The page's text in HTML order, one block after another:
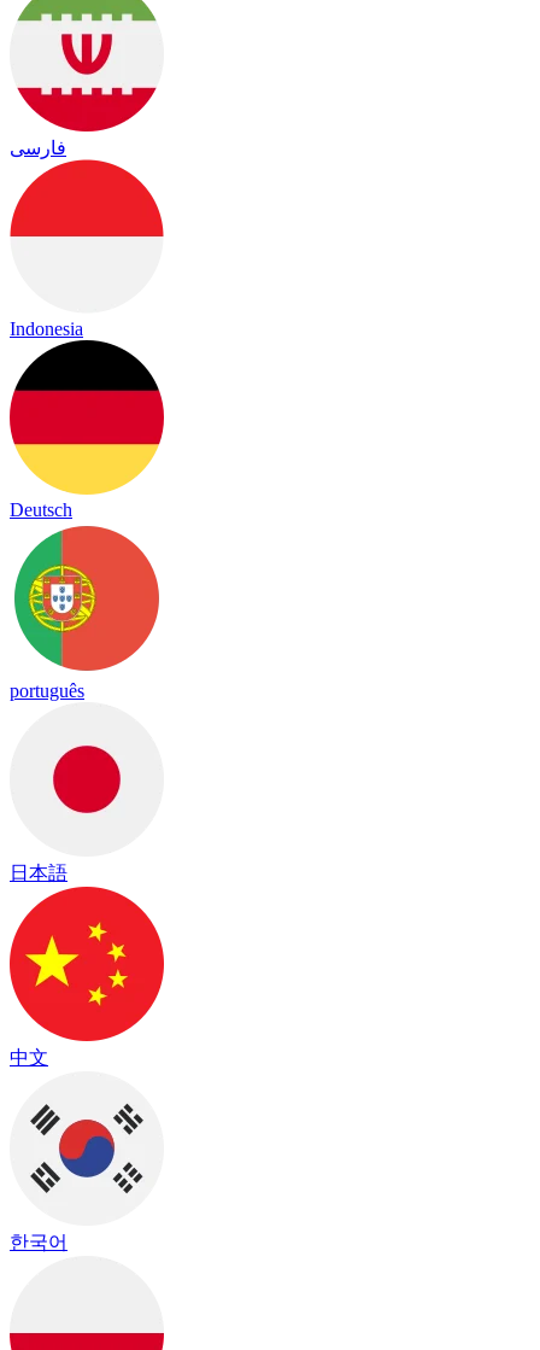
فارسی
Indonesia
Deutsch
português
日本語
中文
한국어